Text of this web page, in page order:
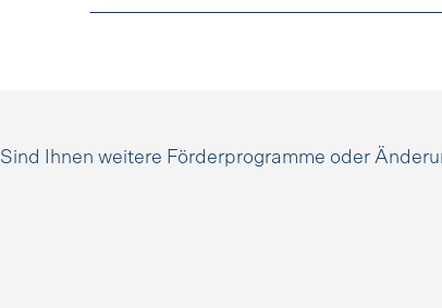
Sind Ihnen weitere Förderprogramme oder